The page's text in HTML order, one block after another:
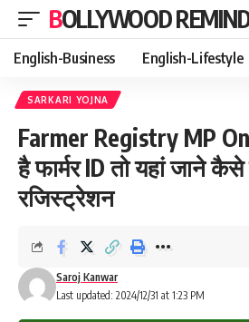
BOLLYWOOD
English-Business English-Lifestyle
SARKARI YOJNA
Farmer Registry MP
है फार्मर ID तो यहां जाने
रजिस्ट्रेशन
Last updated: 2024/12/31 at 1:23 PM
Saroj Kanwar